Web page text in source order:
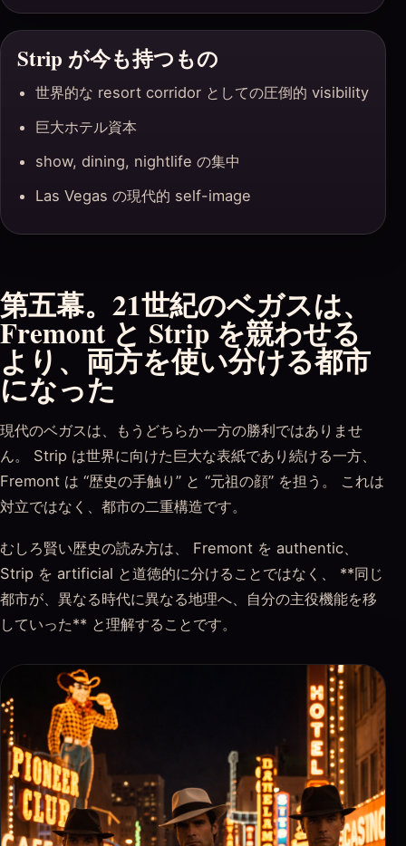
Strip が今も持つもの
世界的な resort corridor としての圧倒的 visibility
巨大ホテル資本
show, dining, nightlife の集中
Las Vegas の現代的 self-image
第五幕。21世紀のベガスは、
Fremont と Strip を競わせる
より、両方を使い分ける都市
になった
現代のベガスは、もうどちらか一方の勝利ではありませ
ん。 Strip は世界に向けた巨大な表紙であり続ける一方、
Fremont は “歴史の手触り” と “元祖の顔” を担う。 これは
対立ではなく、都市の二重構造です。
むしろ賢い歴史の読み方は、 Fremont を authentic、
Strip を artificial と道徳的に分けることではなく、 **同じ
都市が、異なる時代に異なる地理へ、自分の主役機能を移
していった** と理解することです。